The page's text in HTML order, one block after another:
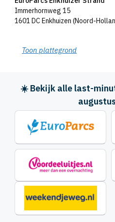
Immerhornweg 15
1601 DC Enkhuizen (Noord-
Toon plattegrond
☀️ Bekijk alle last-